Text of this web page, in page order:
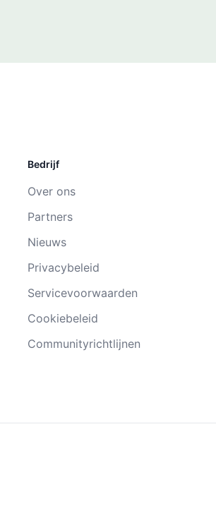
Bedrijf
Over ons
Partners
Nieuws
Privacybeleid
Servicevoorwaarden
Cookiebeleid
Communityrichtlijnen